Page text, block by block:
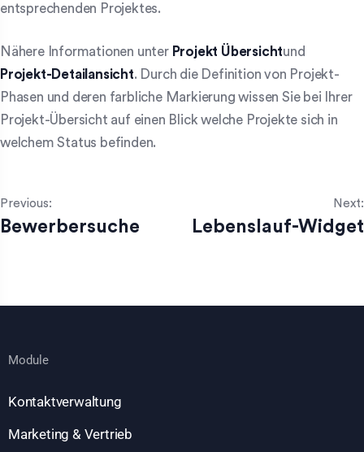
entsprechenden Projektes.
Nähere Informationen unter Projekt Übersichtund
Projekt-Detailansicht. Durch die Definition von Projekt-
Phasen und deren farbliche Markierung wissen Sie bei Ihrer
Projekt-Übersicht auf einen Blick welche Projekte sich in
welchem Status befinden.
Previous:
Bewerbersuche
Next:
Lebenslauf-Widget
Module
Kontaktverwaltung
Marketing & Vertrieb